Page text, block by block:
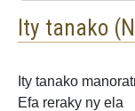
Ity tanako (
Ity tanako
Efa reraky ny ela